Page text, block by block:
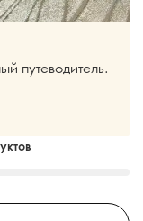
путеводитель.